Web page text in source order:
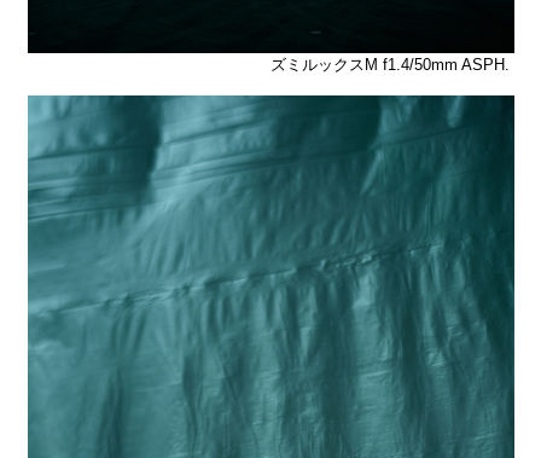
ズミルックスM f1.4/50mm ASPH.